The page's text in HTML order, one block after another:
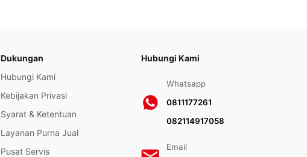
Dukungan
Hubungi Kami
Kebijakan Privasi
Syarat & Ketentuan
Layanan Purna Jual
Pusat Servis
Hubungi Kami
Whatsapp
0811177261
082114917058
Email